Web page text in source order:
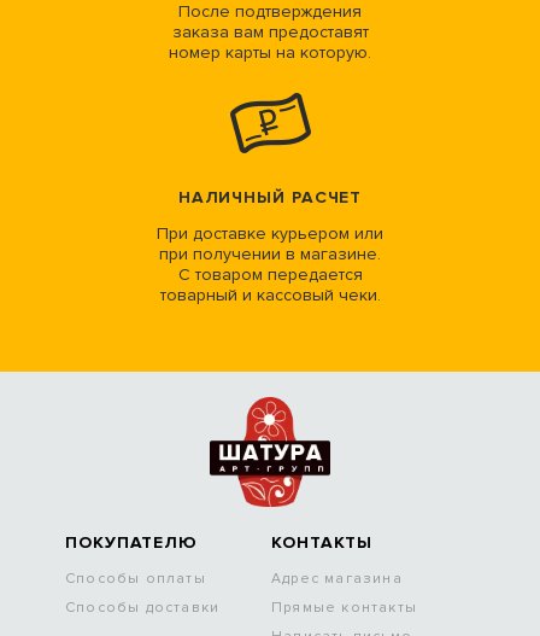
После подтверждения
заказа вам предоставят
номер карты на которую.
НАЛИЧНЫЙ РАСЧЕТ
При доставке курьером или
при получении в магазине.
С товаром передается
товарный и кассовый чеки.
ПОКУПАТЕЛЮ
Способы оплаты
Способы доставки
КОНТАКТЫ
Адрес магазина
Прямые контакты